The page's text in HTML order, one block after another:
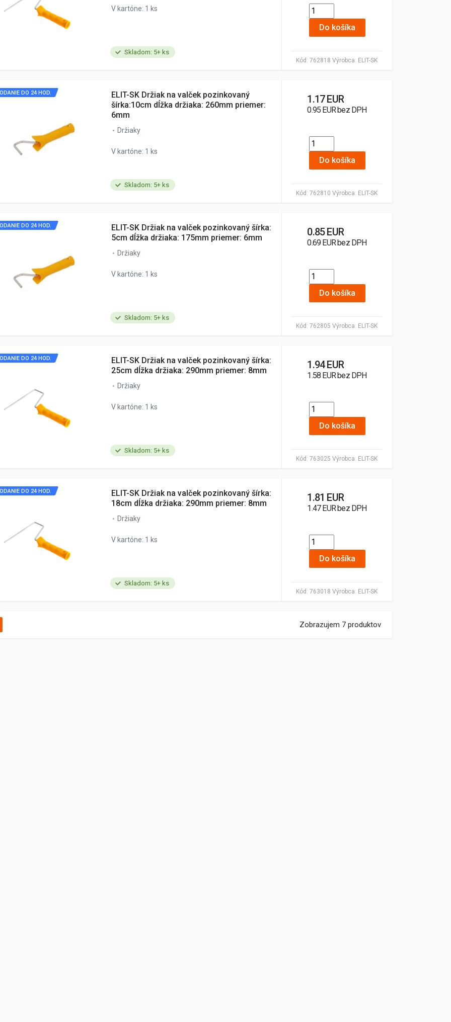
Skladom: 5+ ks
Kód: 762818 Výrobca: ELIT-SK
V kartóne: 1 ks
Do košíka
Skladom: 5+ ks
Kód: 762810 Výrobca: ELIT-SK
DO 24 HOD.
ELIT-SK Držiak na valček pozinkovaný
šírka:10cm dĺžka držiaka: 260mm priemer:
6mm
Držiaky
V kartóne: 1 ks
1.17 EUR
0.95 EUR bez DPH
Do košíka
Skladom: 5+ ks
Kód: 762805 Výrobca: ELIT-SK
DO 24 HOD.
ELIT-SK Držiak na valček pozinkovaný šírka:
5cm dĺžka držiaka: 175mm priemer: 6mm
Držiaky
V kartóne: 1 ks
0.85 EUR
0.69 EUR bez DPH
Do košíka
Skladom: 5+ ks
Kód: 763025 Výrobca: ELIT-SK
DO 24 HOD.
ELIT-SK Držiak na valček pozinkovaný šírka:
25cm dĺžka držiaka: 290mm priemer: 8mm
Držiaky
V kartóne: 1 ks
1.94 EUR
1.58 EUR bez DPH
Do košíka
Skladom: 5+ ks
Kód: 763018 Výrobca: ELIT-SK
DO 24 HOD.
ELIT-SK Držiak na valček pozinkovaný šírka:
18cm dĺžka držiaka: 290mm priemer: 8mm
Držiaky
V kartóne: 1 ks
1.81 EUR
1.47 EUR bez DPH
Do košíka
Zobrazujem 7 produktov